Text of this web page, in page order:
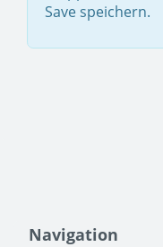
Save speichern.
Navigation